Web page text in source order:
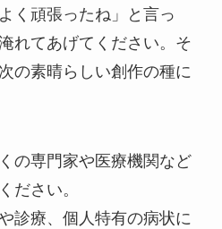
く頑張ったね」と言っ
れてあげてください。そ
の素晴らしい創作の種に
の専門家や医療機関など
ださい。
診療、個人特有の病状に